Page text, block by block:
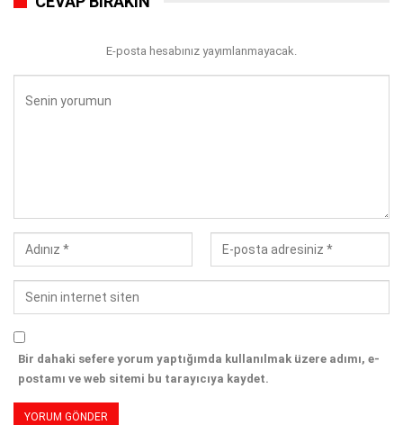
E-posta hesabınız yayımlanmayacak.
Bir dahaki sefere yorum yaptığımda kullanılmak üzere adımı, e-
postamı ve web sitemi bu tarayıcıya kaydet.